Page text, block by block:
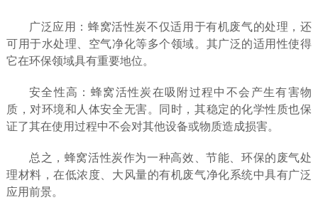
广泛应用：蜂窝活性炭不仅适用于有机废气的处理，还
可用于水处理、空气净化等多个领域。其广泛的适用性使得
它在环保领域具有重要地位。
安全性高：蜂窝活性炭在吸附过程中不会产生有害物
质，对环境和人体安全无害。同时，其稳定的化学性质也保
证了其在使用过程中不会对其他设备或物质造成损害。
总之，蜂窝活性炭作为一种高效、节能、环保的废气处
理材料，在低浓度、大风量的有机废气净化系统中具有广泛
应用前景。